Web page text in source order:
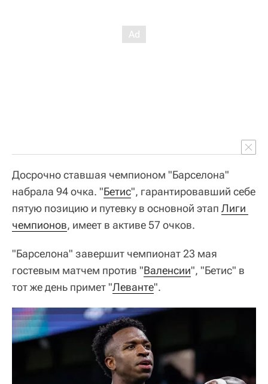
Досрочно ставшая чемпионом "Барселона"
набрала 94 очка. "Бетис", гарантировавший себе
пятую позицию и путевку в основной этап Лиги
чемпионов, имеет в активе 57 очков.
"Барселона" завершит чемпионат 23 мая
гостевым матчем против "Валенсии", "Бетис" в
тот же день примет "Леванте".